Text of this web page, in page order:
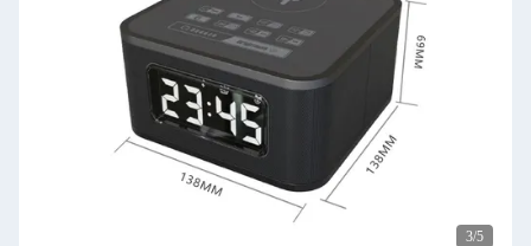
4/5